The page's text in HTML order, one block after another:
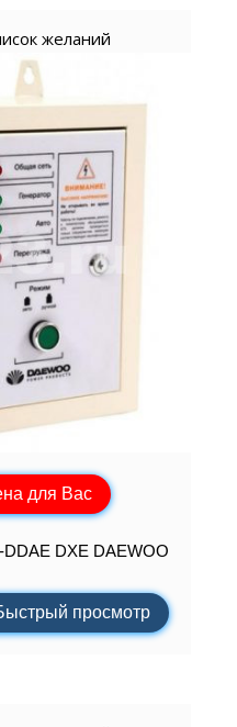
желаний
для Вас
DDAE DXE DAEWOO
просмотр